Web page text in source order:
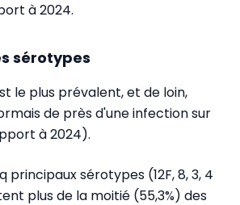
à 2024.
sérotypes
le plus prévalent, et de loin,
de près d'une infection sur
à 2024).
principaux sérotypes (12F, 8, 3, 4
plus de la moitié (55,3%) des